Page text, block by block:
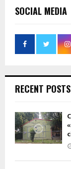
SOCIAL MEDIA
RECENT POSTS